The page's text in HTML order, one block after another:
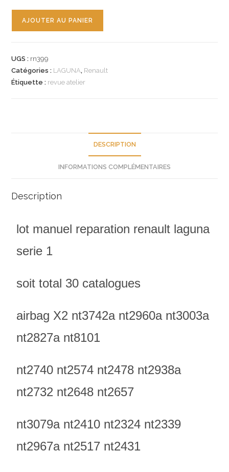
manuel
reparation
AJOUTER AU PANIER
UGS : rn399
Catégories : LAGUNA, Renault
Étiquette : revue atelier
DESCRIPTION
INFORMATIONS COMPLÉMENTAIRES
Description
lot manuel reparation renault laguna
serie 1
soit total 30 catalogues
airbag X2 nt3742a nt2960a nt3003a
nt2827a nt8101
nt2740 nt2574 nt2478 nt2938a
nt2732 nt2648 nt2657
nt3079a nt2410 nt2324 nt2339
nt2967a nt2517 nt2431